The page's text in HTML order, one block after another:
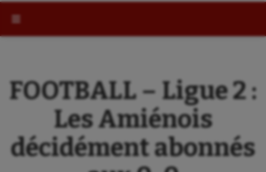
FOOTBALL – Ligue 2 :
Les Amiénois
décidément abonnés